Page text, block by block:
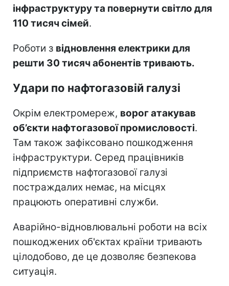
інфраструктуру та повернути світло для
110 тисяч сімей.
Роботи з відновлення електрики для
решти 30 тисяч абонентів тривають.
Удари по нафтогазовій галузі
Окрім електромереж, ворог атакував
об’єкти нафтогазової промисловості.
Там також зафіксовано пошкодження
інфраструктури. Серед працівників
підприємств нафтогазової галузі
постраждалих немає, на місцях
працюють оперативні служби.
Аварійно-відновлювальні роботи на всіх
пошкоджених об'єктах країни тривають
цілодобово, де це дозволяє безпекова
ситуація.